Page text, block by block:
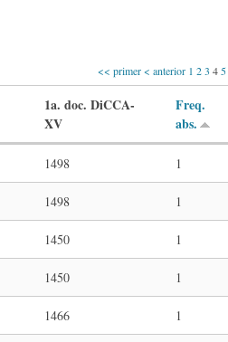
<< primer< anterior 1 23 4 5
1a. doc. DiCCA-
XV
Freq.
abs.
1498 1
1498 1
1450 1
1450 1
1466 1